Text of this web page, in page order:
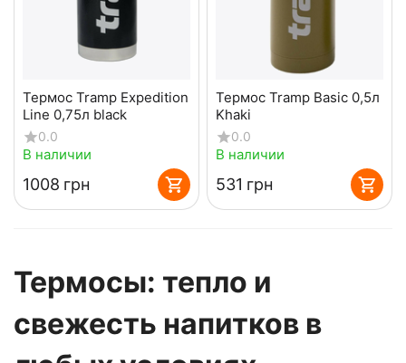
Термос Tramp Expedition
Line 0,75л black
0.0
В наличии
‍1008‍ грн
Термос Tramp Basic 0,5л
Khaki
0.0
В наличии
‍531‍ грн
Термосы: тепло и
свежесть напитков в